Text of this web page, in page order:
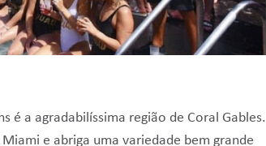
é a agradabilíssima região de Coral Gables.
e abriga uma variedade bem grande